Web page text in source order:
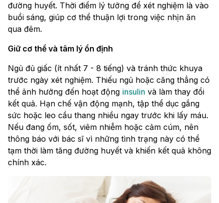
đường huyết. Thời điểm lý tưởng để xét nghiệm là vào
buổi sáng, giúp cơ thể thuận lợi trong việc nhịn ăn
qua đêm.
Giữ cơ thể và tâm lý ổn định
Ngủ đủ giấc (ít nhất 7 - 8 tiếng) và tránh thức khuya
trước ngày xét nghiệm. Thiếu ngủ hoặc căng thẳng có
thể ảnh hưởng đến hoạt động insulin và làm thay đổi
kết quả. Hạn chế vận động mạnh, tập thể dục gắng
sức hoặc leo cầu thang nhiều ngay trước khi lấy máu.
Nếu đang ốm, sốt, viêm nhiễm hoặc cảm cúm, nên
thông báo với bác sĩ vì những tình trạng này có thể
tạm thời làm tăng đường huyết và khiến kết quả không
chính xác.